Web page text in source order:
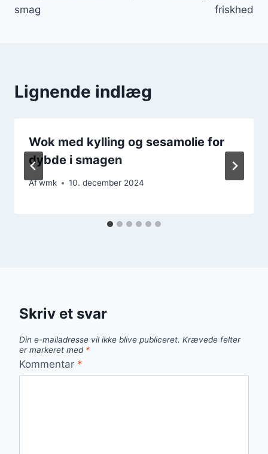
smag
friskhed
Lignende indlæg
Wok med kylling og sesamolie for
dybde i smagen
Afwmk 10. december 2024
Skriv et svar
Din e-mailadresse vil ikke blive publiceret. Krævede felter
er markeret med *
Kommentar *